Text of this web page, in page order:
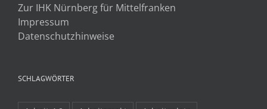
Zur IHK Nürnberg für Mittelfranken
Impressum
Datenschutzhinweise
SCHLAGWÖRTER